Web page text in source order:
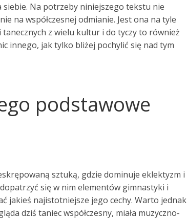
Na potrzeby niniejszego tekstu nie
na współczesnej odmianie. Jest ona na tyle
z wielu kultur i do tyczy to również
innego, jak tylko bliżej pochylić się nad tym
podstawowe
sztuką, gdzie dominuje eklektyzm i
się w nim elementów gimnastyki i
jakieś najistotniejsze jego cechy. Warto jednak
dziś taniec współczesny, miała muzyczno-